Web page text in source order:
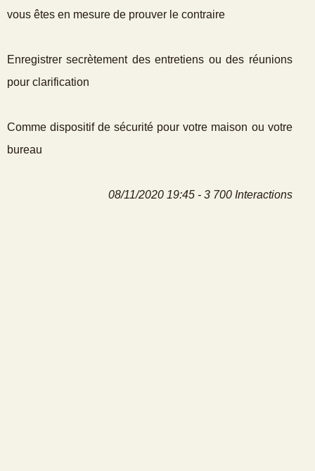
vous êtes en mesure de prouver le contraire
Enregistrer secrètement des entretiens ou des réunions
pour clarification
Comme dispositif de sécurité pour votre maison ou votre
bureau
08/11/2020 19:45 - 3 700 Interactions